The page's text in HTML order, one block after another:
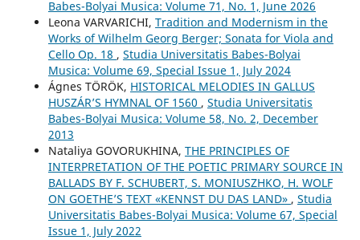
Babes-Bolyai Musica: Volume 71, No. 1, June 2026
Leona VARVARICHI, Tradition and Modernism in the
Works of Wilhelm Georg Berger; Sonata for Viola and
Cello Op. 18 , Studia Universitatis Babes-Bolyai
Musica: Volume 69, Special Issue 1, July 2024
Ágnes TÖRÖK, HISTORICAL MELODIES IN GALLUS
HUSZÁR’S HYMNAL OF 1560 , Studia Universitatis
Babes-Bolyai Musica: Volume 58, No. 2, December
2013
Nataliya GOVORUKHINA, THE PRINCIPLES OF
INTERPRETATION OF THE POETIC PRIMARY SOURCE IN
BALLADS BY F. SCHUBERT, S. MONIUSZHKO, H. WOLF
ON GOETHE’S TEXT «KENNST DU DAS LAND» , Studia
Universitatis Babes-Bolyai Musica: Volume 67, Special
Issue 1, July 2022